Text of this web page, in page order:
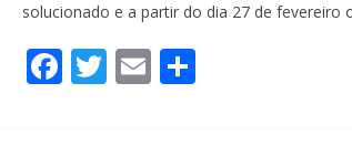
solucionado e a partir do dia 27 de
F T E